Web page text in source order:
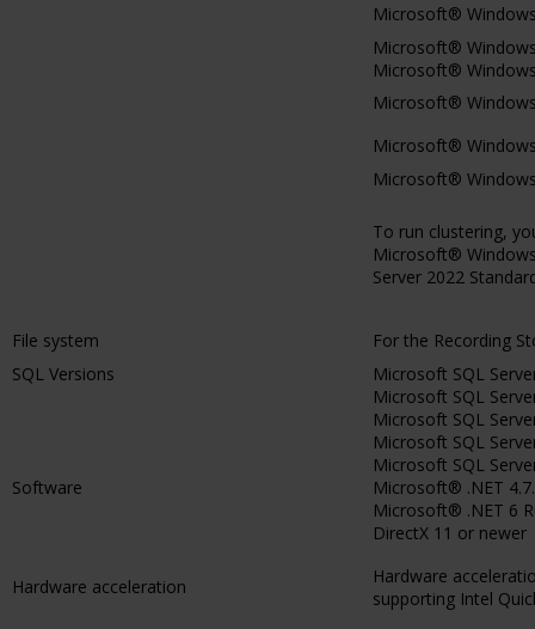
Microsoft®
Microsoft®
Microsoft®
Microsoft®
Microsoft®
Microsoft®
To run clustering,
Microsoft®
Server 2022
File system
For the Recording
SQL Versions
Microsoft SQL
Microsoft SQL
Microsoft SQL
Microsoft SQL
Microsoft SQL
Software
Microsoft® .NET
Microsoft® .NET 6
DirectX 11 or newer
Hardware acceleration
Hardware
supporting Intel